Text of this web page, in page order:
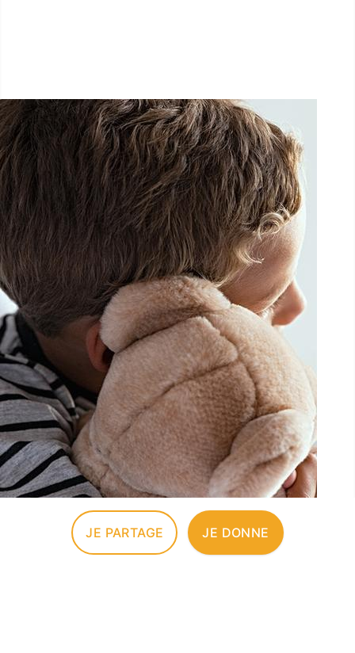
JE PARTAGE JE DONNE